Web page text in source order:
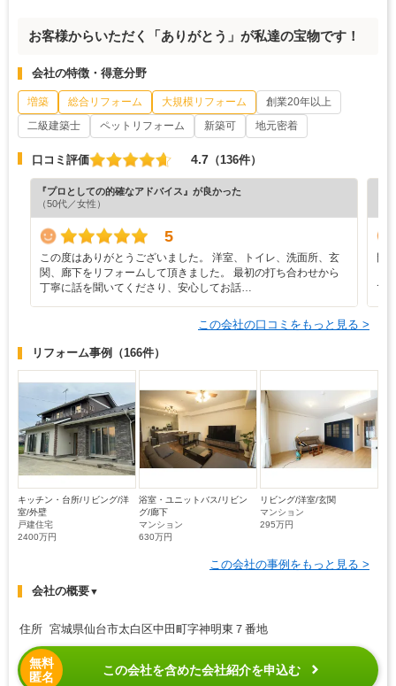
お客様からいただく「ありがとう」が私達の宝物です！
会社の特徴・得意分野
増築 総合リフォーム 大規模リフォーム
創業20年以上
二級建築士
ペットリフォーム 新築可 地元密着
口コミ評価 4.7 （136件）
『プロとしての的確なアドバイス』が良かった
（50代／女性）
5
この度はありがとうございました。 洋室、トイレ、洗面所、玄
関、廊下をリフォームして頂きました。 最初の打ち合わせから
丁寧に話を聞いてくださり、安心してお話…
門
で
この会社の口コミをもっと見る >
リフォーム事例 （166件）
キッチン・台所/リビング/洋
室/外壁
戸建住宅
2400万円
浴室・ユニットバス/リビン
グ/廊下
マンション
630万円
リビング/洋室/玄関
マンション
295万円
この会社の事例をもっと見る >
会社の概要▼
住所 宮城県仙台市太白区中田町字神明東７番地
無料
匿名
この会社を含めた会社紹介を申込む